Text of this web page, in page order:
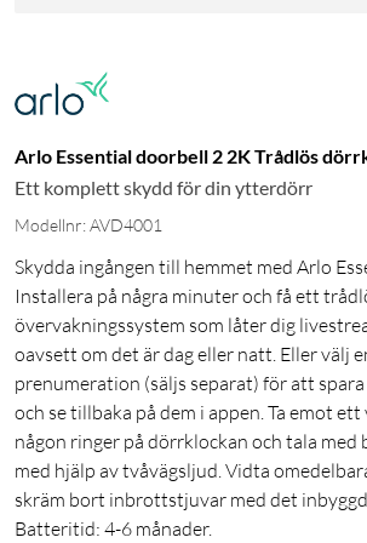
Arlo Essential doorbell 2 2K Trådlös
Ett komplett skydd för din ytterdörr
Modellnr: AVD4001
Skydda ingången till hemmet med Arlo
Installera på några minuter och få ett
övervakningssystem som låter dig
oavsett om det är dag eller natt. Eller välj
prenumeration (säljs separat) för att
och se tillbaka på dem i appen. Ta emot
någon ringer på dörrklockan och tala med
med hjälp av tvåvägsljud. Vidta
skräm bort inbrottstjuvar med det
Batteritid: 4-6 månader.